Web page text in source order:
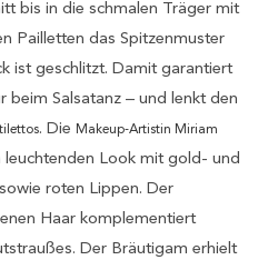
bis in die schmalen Träger mit
Pailletten das Spitzenmuster
ist geschlitzt. Damit garantiert
beim Salsatanz – und lenkt den
. Die Makeup-Artistin Miriam
leuchtenden Look mit gold- und
roten Lippen. Der
Haar komplementiert
Der Bräutigam erhielt